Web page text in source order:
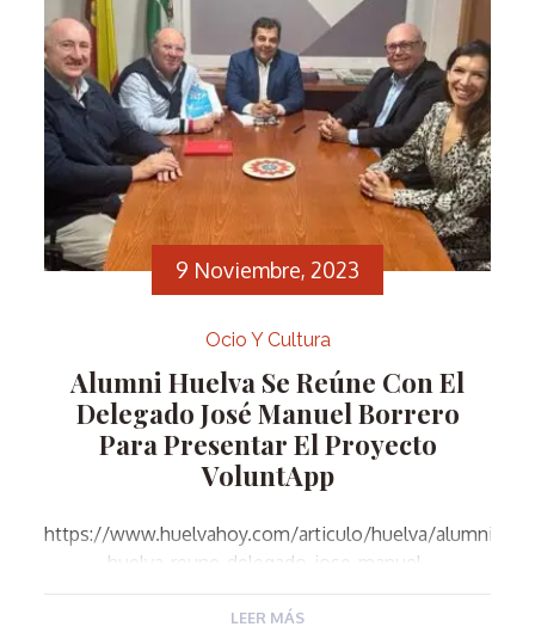
9 Noviembre, 2023
Ocio Y Cultura
Alumni Huelva Se Reúne Con El
Delegado José Manuel Borrero
Para Presentar El Proyecto
VoluntApp
https://www.huelvahoy.com/articulo/huelva/alumni-
huelva-reune-delegado-jose-manuel-
LEER MÁS